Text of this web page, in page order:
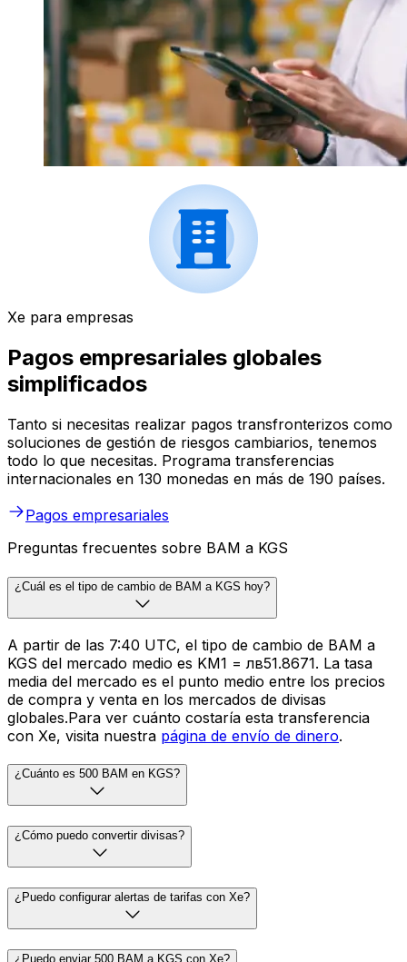
Xe para empresas
Pagos empresariales globales
simplificados
Tanto si necesitas realizar pagos transfronterizos como
soluciones de gestión de riesgos cambiarios, tenemos
todo lo que necesitas. Programa transferencias
internacionales en 130 monedas en más de 190 países.
Pagos empresariales
Preguntas frecuentes sobre BAM a KGS
¿Cuál es el tipo de cambio de BAM a KGS hoy?
A partir de las 7:40 UTC, el tipo de cambio de BAM a
KGS del mercado medio es KM1 = лв51.8671. La tasa
media del mercado es el punto medio entre los precios
de compra y venta en los mercados de divisas
globales.Para ver cuánto costaría esta transferencia
con Xe, visita nuestra página de envío de dinero.
¿Cuánto es 500 BAM en KGS?
¿Cómo puedo convertir divisas?
¿Puedo configurar alertas de tarifas con Xe?
¿Puedo enviar 500 BAM a KGS con Xe?